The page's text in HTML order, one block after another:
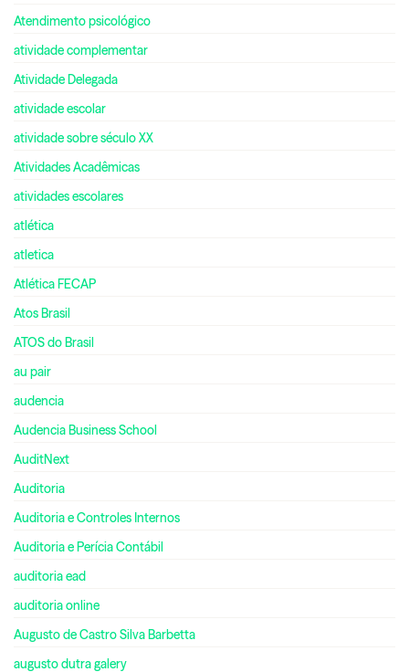
Atendimento psicológico
atividade complementar
Atividade Delegada
atividade escolar
atividade sobre século XX
Atividades Acadêmicas
atividades escolares
atlética
atletica
Atlética FECAP
Atos Brasil
ATOS do Brasil
au pair
audencia
Audencia Business School
AuditNext
Auditoria
Auditoria e Controles Internos
Auditoria e Perícia Contábil
auditoria ead
auditoria online
Augusto de Castro Silva Barbetta
augusto dutra galery